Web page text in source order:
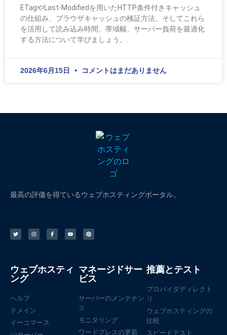
ETagやLast-Modifiedを用いたHTTP条件付きキャッシュ
の仕組み、ブラウザキャッシュの検証方法、そしてこれら
を活用して読み込み時間、帯域幅、サーバー負荷を最適化
する方法について学びましょう。.
2026年6月15日 コメントはまだありません
最高の評価を得ているウェブホスティングポータル。
ウェブホスティ
ング
ヘルプ
ドメイン
イーコマース
マネージドサー
ビス
サーバーのメンテナン
ス
モニタリング
ワードプレスの更新
推薦とテスト
プロバイダディレクト
リ
ウェブホスティングの
比較
スピードテスト